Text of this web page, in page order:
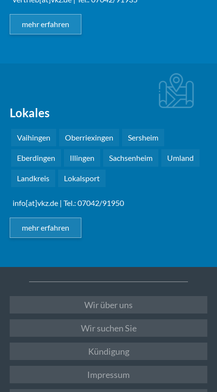
mehr erfahren
Lokales
Vaihingen Oberriexingen Sersheim
Eberdingen Illingen Sachsenheim Umland
Landkreis Lokalsport
info[at]vkz.de | Tel.: 07042/91950
mehr erfahren
Wir über uns
Wir suchen Sie
Kündigung
Impressum